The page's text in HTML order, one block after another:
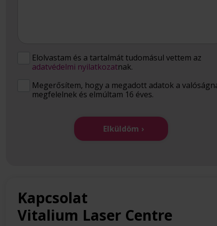
Elolvastam és a tartalmát tudomásul vettem az
adatvédelmi nyilatkozatnak.
Megerősítem, hogy a megadott adatok a
megfelelnek és elmúltam 16 éves.
Elküldöm
Kapcsolat
Vitalium Laser Centre